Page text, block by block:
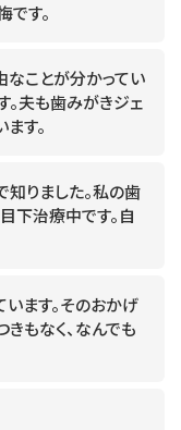
す。
なことが分かってい
。夫も歯みがきジェ
す。
りました。私の歯
下治療中です。自
ます。そのおかげ
もなく、なんでも